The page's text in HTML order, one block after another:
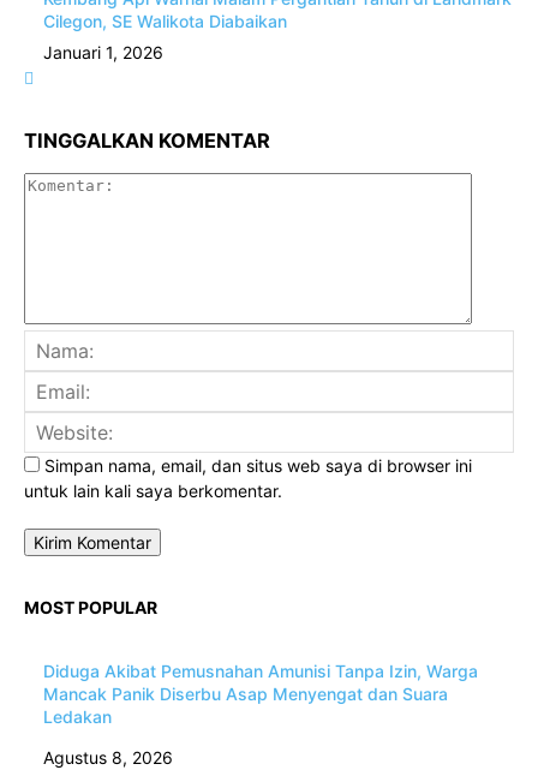
Cilegon, SE Walikota Diabaikan
Januari 1, 2026
TINGGALKAN KOMENTAR
Simpan nama, email, dan situs web saya di browser ini
untuk lain kali saya berkomentar.
MOST POPULAR
Diduga Akibat Pemusnahan Amunisi Tanpa Izin, Warga
Mancak Panik Diserbu Asap Menyengat dan Suara
Ledakan
Agustus 8, 2026